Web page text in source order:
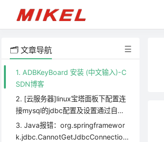
🗂️ 文章导航
1. ADBKeyBoard 安装 (中文输入)-C
SDN博客
2. [云服务器]linux宝塔面板下配置连
接mysql的jdbc配置及设置通过自己
的域名来访问web项目_jdbc 配置域
名访问-CSDN博客
3. Java报错：org.springframewor
k.jdbc.CannotGetJdbcConnection